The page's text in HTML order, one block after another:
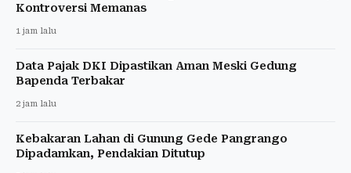
Kontroversi Memanas
1 jam lalu
Data Pajak DKI Dipastikan Aman Meski Gedung
Bapenda Terbakar
2 jam lalu
Kebakaran Lahan di Gunung Gede Pangrango
Dipadamkan, Pendakian Ditutup